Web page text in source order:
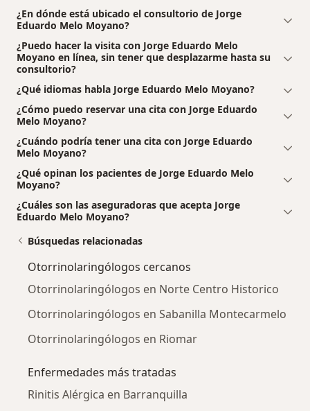
¿En dónde está ubicado el consultorio de Jorge
Eduardo Melo Moyano?
¿Puedo hacer la visita con Jorge Eduardo Melo
Moyano en línea, sin tener que desplazarme hasta su
consultorio?
¿Qué idiomas habla Jorge Eduardo Melo Moyano?
¿Cómo puedo reservar una cita con Jorge Eduardo
Melo Moyano?
¿Cuándo podría tener una cita con Jorge Eduardo
Melo Moyano?
¿Qué opinan los pacientes de Jorge Eduardo Melo
Moyano?
¿Cuáles son las aseguradoras que acepta Jorge
Eduardo Melo Moyano?
Búsquedas relacionadas
Otorrinolaringólogos cercanos
Otorrinolaringólogos en Norte Centro Historico
Otorrinolaringólogos en Sabanilla Montecarmelo
Otorrinolaringólogos en Riomar
Enfermedades más tratadas
Rinitis Alérgica en Barranquilla